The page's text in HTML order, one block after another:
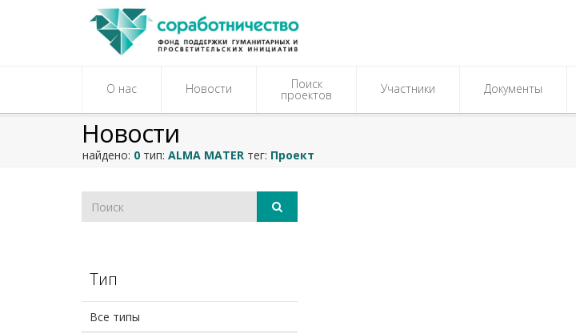
О нас Новости Поиск
проектов Участники Документы
Новости
найдено: 0 тип: ALMA MATER тег: Проект
Тип
Все типы